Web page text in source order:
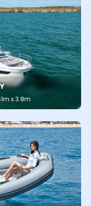
x 3.8m